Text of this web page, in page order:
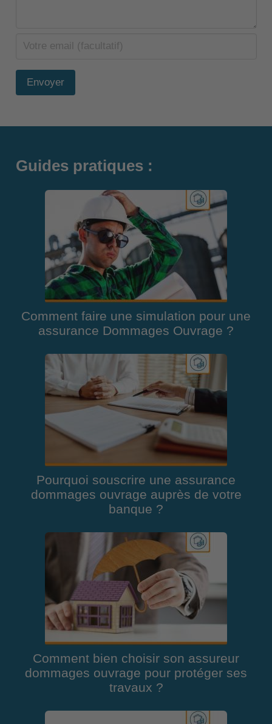
Envoyer
Guides pratiques :
Comment faire une simulation pour une
assurance Dommages Ouvrage ?
Pourquoi souscrire une assurance
dommages ouvrage auprès de votre
banque ?
Comment bien choisir son assureur
dommages ouvrage pour protéger ses
travaux ?